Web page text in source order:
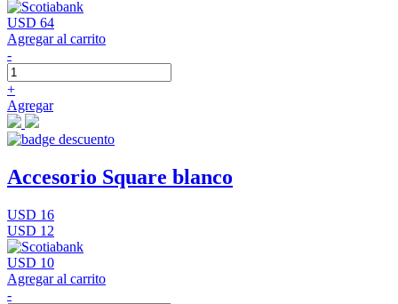
USD 64
Agregar al carrito
-
+
Agregar
Accesorio Square blanco
USD 16
USD 12
USD 10
Agregar al carrito
-